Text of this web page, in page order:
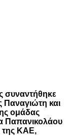
συναντήθηκε
και
ομάδας
Παπανικολάου
της ΚΑΕ,